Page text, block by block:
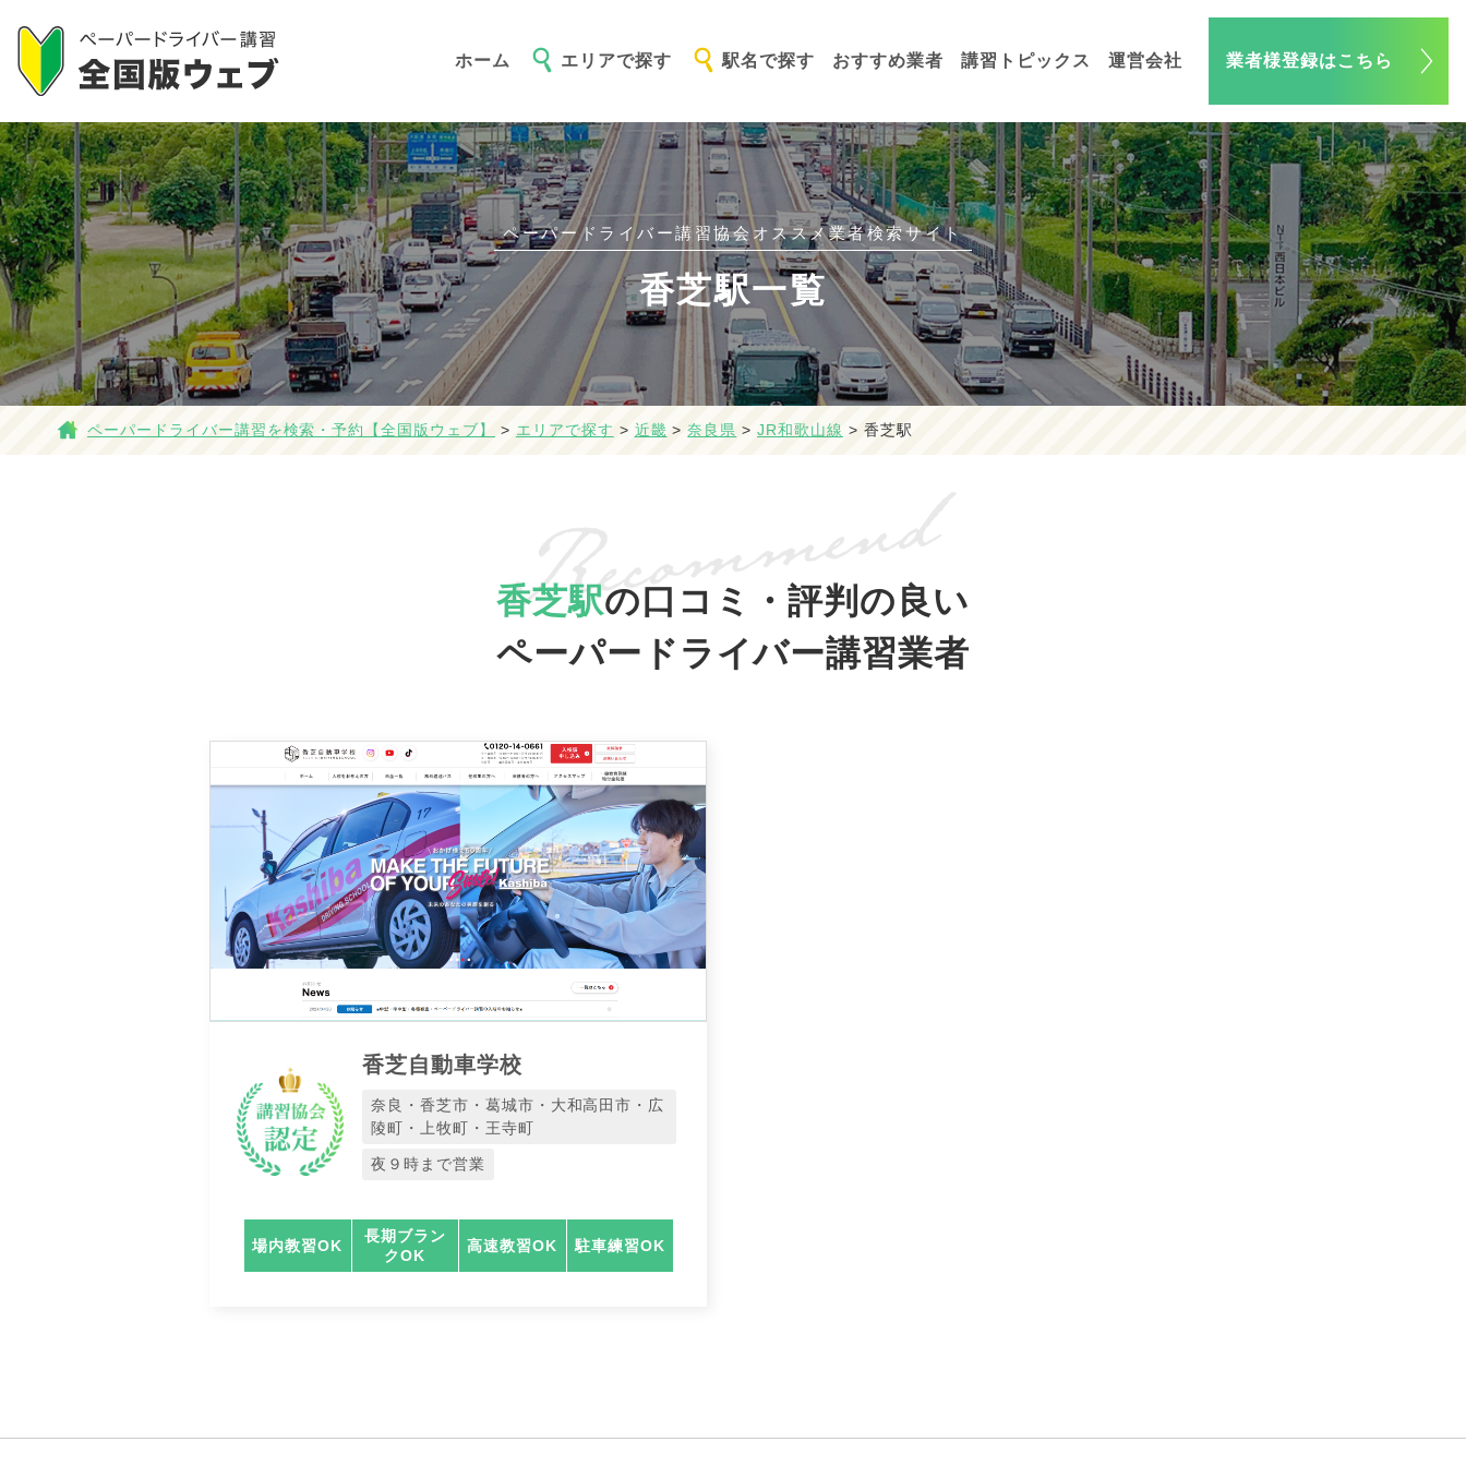
ホーム エリアで探す 駅名で探す おすすめ業者 講習トピックス 運営会社 業者様登録はこちら
ペーパードライバー講習協会オススメ業者検索サイト
香芝駅一覧
ペーパードライバー講習を検索・予約【全国版ウェブ】 > エリアで探す > 近畿 >奈良県 >JR和歌山線 > 香芝駅
香芝駅の口コミ・評判の良い
ペーパードライバー講習業者
香芝自動車学校
奈良・香芝市・葛城市・大和高田市・広
陵町・上牧町・王寺町
夜９時まで営業
場内教習OK
長期ブラン
クOK
高速教習OK 駐車練習OK